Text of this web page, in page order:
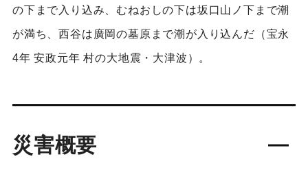
の下まで入り込み、むねおしの下は坂口山ノ下まで潮
が満ち、西谷は廣岡の墓原まで潮が入り込んだ（宝永
4年 安政元年 村の大地震・大津波）。
災害概要